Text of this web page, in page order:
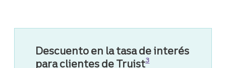
Descuento en la tasa de interés
para clientes de Truist3